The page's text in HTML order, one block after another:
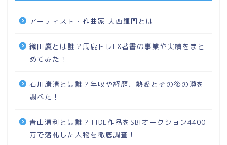
アーティスト・作曲家 大西輝門とは
織田慶とは誰？馬鹿トレFX著書の事業や実績をまと
めてみた！
石川康晴とは誰？年収や経歴、熱愛とその後の噂を
調べた！
青山清利とは誰？TIDE作品をSBIオークション4400
万で落札した人物を徹底調査！